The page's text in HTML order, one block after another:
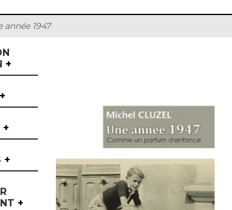
année 1947
+
+
+
+
+